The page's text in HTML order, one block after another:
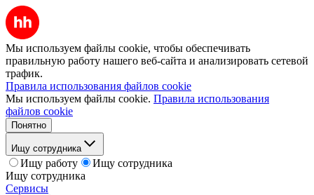
Мы используем файлы cookie, чтобы обеспечивать
правильную работу нашего веб-сайта и анализировать сетевой
трафик.
Правила использования файлов cookie
Мы используем файлы cookie. Правила использования
файлов cookie
Понятно
Ищу сотрудника
Ищу работу
Ищу сотрудника
Ищу сотрудника
Сервисы